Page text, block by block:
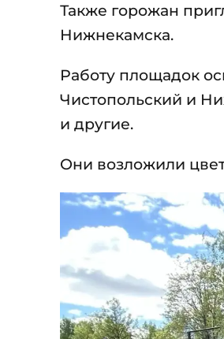
Также горожан
Нижнекамска.
Работу площадок
Чистопольский и
и другие.
Они возложили